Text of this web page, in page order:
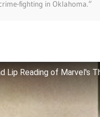
fighting in Oklahoma.“
Lip Reading of Marvel's